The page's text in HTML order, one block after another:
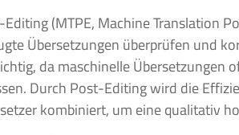
Editing(MTPE, Machine Translation
Übersetzungen überprüfen und
da maschinelle Übersetzungen
Durch Post-Editingwird die
kombiniert, um eine qualitativ